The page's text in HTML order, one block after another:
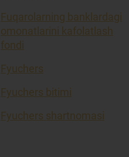
Fuqarolarning banklardagi
omonatlarini kafolatlash
fondi
Fyuchers
Fyuchers bitimi
Fyuchers shartnomasi